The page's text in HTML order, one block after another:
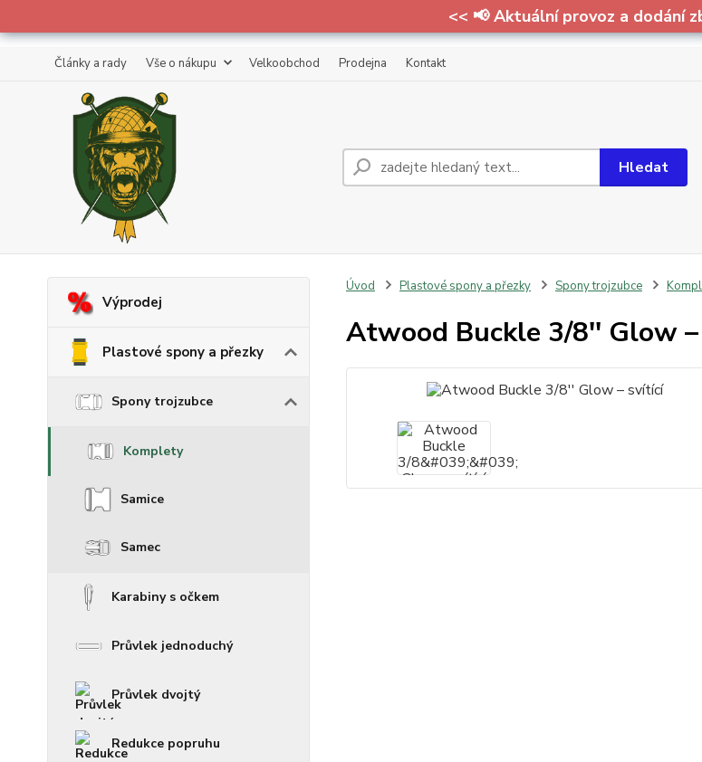
<< 📢 Aktuální provoz a dodání
Články a rady Vše o nákupu Velkoobchod Prodejna Kontakt
Hledat
Výprodej
Plastové spony a přezky
Spony trojzubce
Komplety
Samice
Samec
Karabiny s očkem
Průvlek jednoduchý
Průvlek dvojtý
Redukce popruhu
Úvod Plastové spony a přezky Spony trojzubce
Atwood Buckle 3/8'' Glow